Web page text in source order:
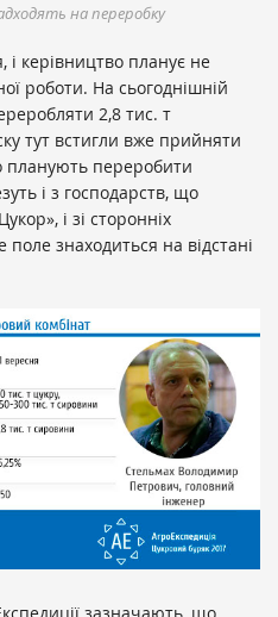
на переробку
і керівництво планує не
роботи. На сьогоднішній
2,8 тис. т
тут встигли вже прийняти
планують переробити
і з господарств, що
і зі сторонніх
знаходиться на відстані
зазначають, що